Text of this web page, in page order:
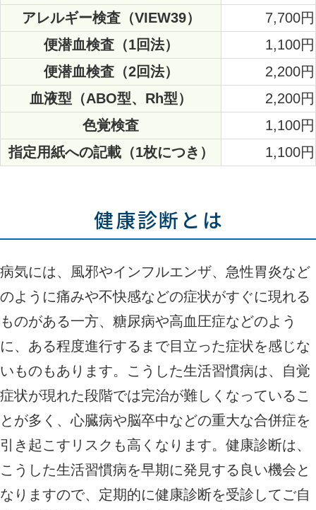
アレルギー検査（VIEW39）
7,700円
便潜血検査（1回法）
1,100円
便潜血検査（2回法）
2,200円
血液型（ABO型、Rh型）
2,200円
色覚検査
1,100円
指定用紙への記載（1枚につき）
1,100円
健康診断とは
病気には、風邪やインフルエンザ、急性胃炎など
のように痛みや不快感などの症状がすぐに現れる
ものがある一方、糖尿病や高血圧症などのよう
に、ある程度進行するまで目立った症状を感じな
いものもあります。こうした生活習慣病は、自覚
症状が現れた段階では完治が難しくなっているこ
とが多く、心臓病や脳卒中などの重大な合併症を
引き起こすリスクも高くなります。健康診断は、
こうした生活習慣病を早期に発見する良い機会と
なりますので、定期的に健康診断を受診してご自